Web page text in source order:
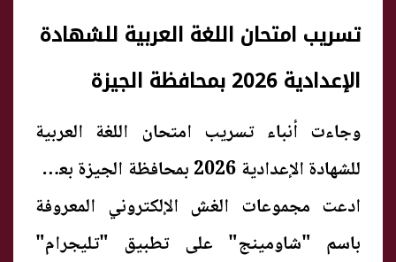
تسريب امتحان اللغة العربية للشهادة
الإعدادية 2026 بمحافظة الجيزة
وجاءت أنباء تسريب امتحان اللغة العربية
للشهادة الإعدادية 2026 بمحافظة الجيزة بعدما
ادعت مجموعات الغش الإلكتروني المعروفة
باسم "شاومينج" على تطبيق "تليجرام"